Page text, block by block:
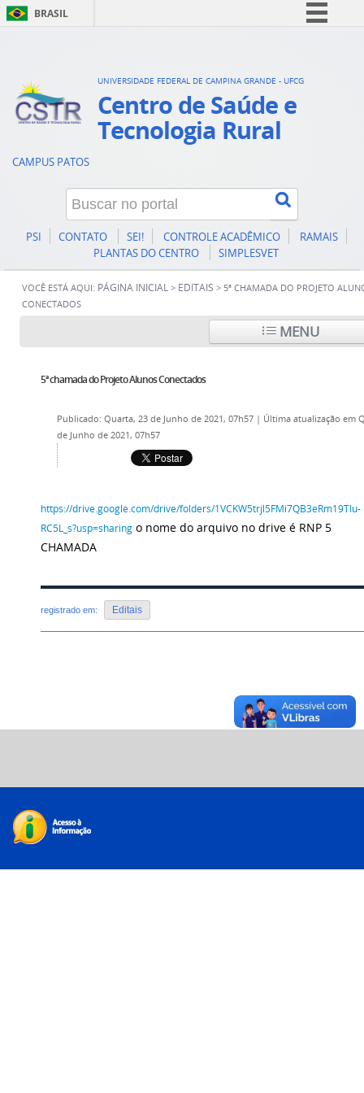
BRASIL
Acesso à informação
Legislação
UNIVERSIDADE FEDERAL DE CAMPINA GRANDE - UFCG
Centro de Saúde e
Tecnologia Rural
CAMPUS PATOS
PSI CONTATO SEI! CONTROLE ACADÊMICO
RAMAIS
PLANTAS DO CENTRO
SIMPLESVET
VOCÊ ESTÁ AQUI: PÁGINA INICIAL > EDITAIS > 5ª CHAMADA DO PROJETO
CONECTADOS
MENU
5ª chamada do Projeto Alunos Conectados
Publicado: Quarta, 23 de Junho de 2021, 07h57 | Última atualização em
de Junho de 2021, 07h57
https://drive.google.com/drive/folders/1VCKW5trjl5FMi7QB3eRm19TIu-
RC5L_s?usp=sharing o nome do arquivo no drive é RNP 5
CHAMADA
registrado em: Editais
Voltar para o topo